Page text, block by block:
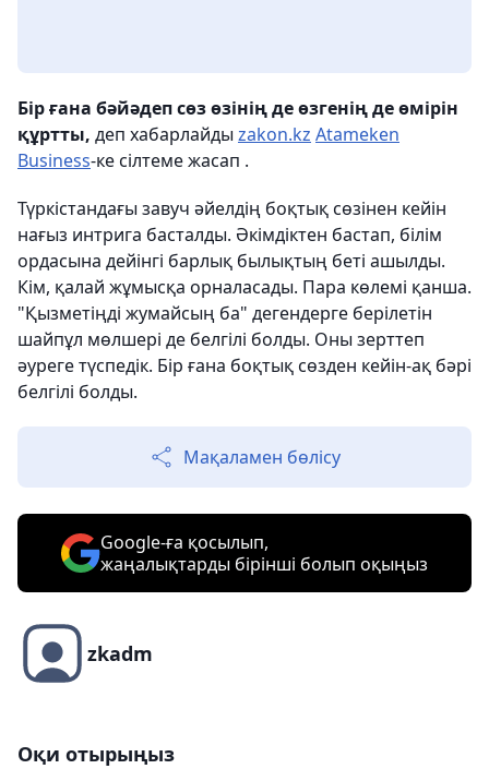
Бір ғана бәйәдеп сөз өзінің де өзгенің де өмірін
құртты, деп хабарлайды zakon.kz Atameken
Business-ке сілтеме жасап .
Түркістандағы завуч әйелдің боқтық сөзінен кейін
нағыз интрига басталды. Әкімдіктен бастап, білім
ордасына дейінгі барлық былықтың беті ашылды.
Кім, қалай жұмысқа орналасады. Пара көлемі қанша.
"Қызметіңді жумайсың ба" дегендерге берілетін
шайпұл мөлшері де белгілі болды. Оны зерттеп
әуреге түспедік. Бір ғана боқтық сөзден кейін-ақ бәрі
белгілі болды.
Мақаламен бөлісу
Google-ға қосылып,
жаңалықтарды бірінші болып оқыңыз
zkadm
Оқи отырыңыз